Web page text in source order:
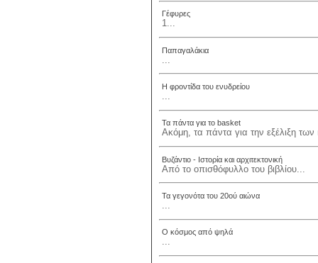
Γέφυρες
1...
Παπαγαλάκια
Η φροντίδα του ενυδρείου
Τα πάντα για το basket
Ακόμη, τα πάντα για την εξέλιξη
Βυζάντιο - Ιστορία και αρχιτεκτονική
Από το οπισθόφυλλο του βιβλίου...
Τα γεγονότα του 20ού αιώνα
Ο κόσμος από ψηλά
...